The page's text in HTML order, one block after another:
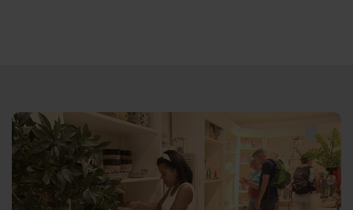
Direct door naar content